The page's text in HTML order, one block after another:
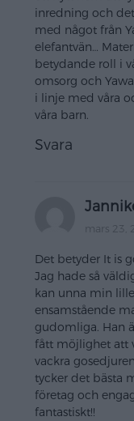
inredning och
med något från
elefantvän…
betydande roll i
omsorg och
i linje med våra
våra barn.
Svara
mars 23,
Det betyder It is
Jag hade så
kan unna min
ensamstående
gudomliga. Han
fått möjlighet att
vackra
tycker det bästa
företag och
fantastiskt!!